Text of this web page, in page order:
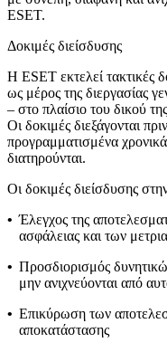
ESET.
Δοκιμές διείσδυσης
Η ESET εκτελεί τακτικές
ως μέρος της διεργασίας
– στο πλαίσιο του δικού της
Οι δοκιμές διεξάγονται
προγραμματισμένα
διατηρούνται.
Οι δοκιμές διείσδυσης
• Έλεγχος της
ασφάλειας και των
• Προσδιορισμός
μην ανιχνεύονται από
• Επικύρωση των
αποκατάστασης